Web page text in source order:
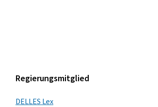
Regierungsmitglied
DELLES Lex